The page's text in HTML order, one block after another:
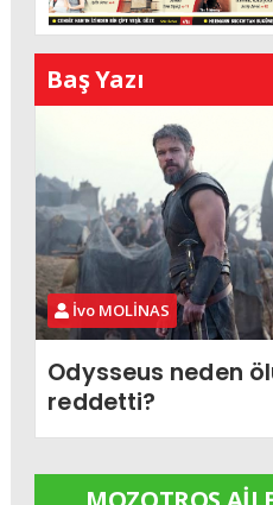
Baş Yazı
İvo MOLİNAS
Odysseus neden
reddetti?